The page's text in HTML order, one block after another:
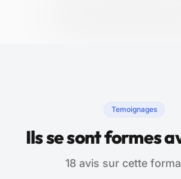
Temoignages
Ils se sont formes
18 avis sur cette
"Peut-être faire découvrir plus